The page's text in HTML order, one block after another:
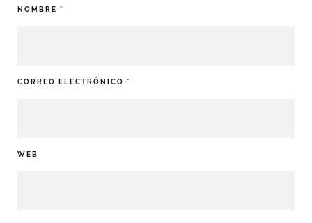
NOMBRE *
CORREO ELECTRÓNICO *
WEB